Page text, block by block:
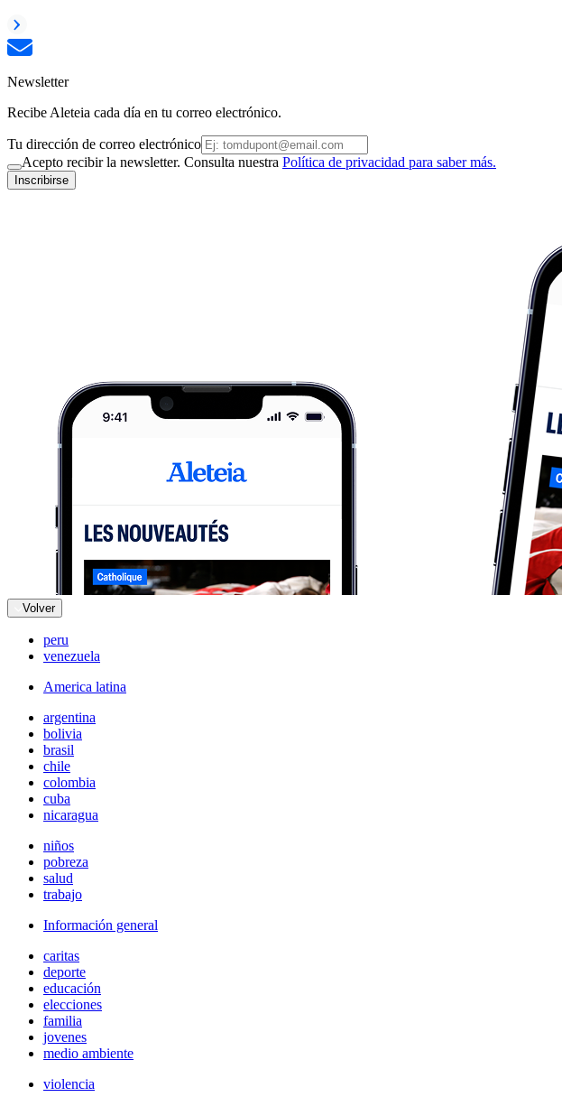
Newsletter
Recibe Aleteia cada día en tu correo electrónico.
Tu dirección de correo electrónico
Acepto recibir la newsletter. Consulta nuestra Política de privacidad para saber más.
Inscribirse
Volver
peru
venezuela
America latina
argentina
bolivia
brasil
chile
colombia
cuba
nicaragua
niños
pobreza
salud
trabajo
Información general
caritas
deporte
educación
elecciones
familia
jovenes
medio ambiente
violencia